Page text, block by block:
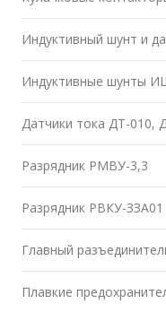
Индуктивный шунт и
Индуктивные шунты
Датчики тока ДТ-010,
Разрядник РМВУ-3,3
Разрядник РВКУ-ЗЗА01
Главный
Плавкие